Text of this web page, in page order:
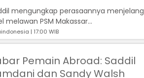
mengungkap perasaannya menjelang
melawan PSM Makassar...
| 17:00 WIB
Pemain Abroad: Saddil
dan Sandy Walsh